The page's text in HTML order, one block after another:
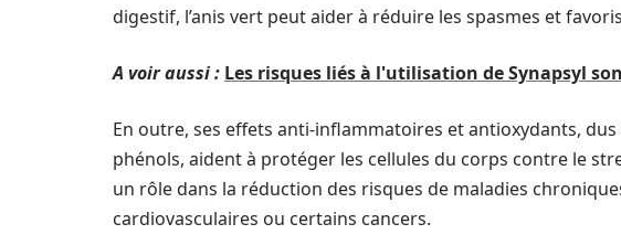
digestif, l’anis vert peut aider à réduire les spasmes et
A voir aussi : Les risques liés à l'utilisation de Synapsyl
En outre, ses effets anti-inflammatoires et antioxydants, dus
phénols, aident à protéger les cellules du corps contre le
un rôle dans la réduction des risques de maladies
cardiovasculaires ou certains cancers.